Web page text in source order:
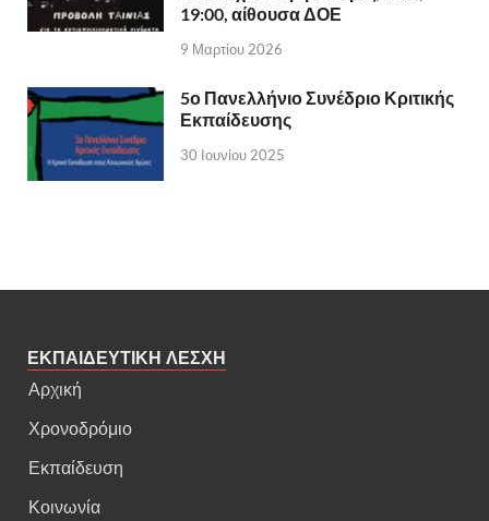
19:00, αίθουσα ΔΟΕ
9 Μαρτίου 2026
5ο Πανελλήνιο Συνέδριο Κριτικής
Εκπαίδευσης
30 Ιουνίου 2025
ΕΚΠΑΙΔΕΥΤΙΚΗ ΛΕΣΧΗ
Αρχική
Χρονοδρόμιο
Εκπαίδευση
Κοινωνία